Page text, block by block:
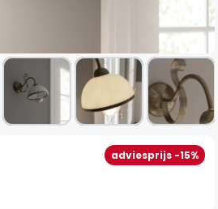
adviesprijs -15%